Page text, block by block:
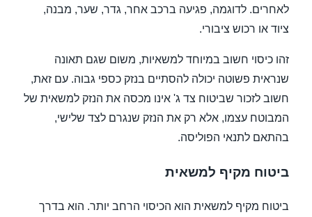
לאחרים. לדוגמה, פגיעה ברכב אחר, גדר, שער, מבנה,
ציוד או רכוש ציבורי.
זהו כיסוי חשוב במיוחד למשאיות, משום שגם תאונה
שנראית פשוטה יכולה להסתיים בנזק כספי גבוה. עם זאת,
חשוב לזכור שביטוח צד ג' אינו מכסה את הנזק למשאית של
המבוטח עצמו, אלא רק את הנזק שנגרם לצד שלישי,
בהתאם לתנאי הפוליסה.
ביטוח מקיף למשאית
ביטוח מקיף למשאית הוא הכיסוי הרחב יותר. הוא בדרך